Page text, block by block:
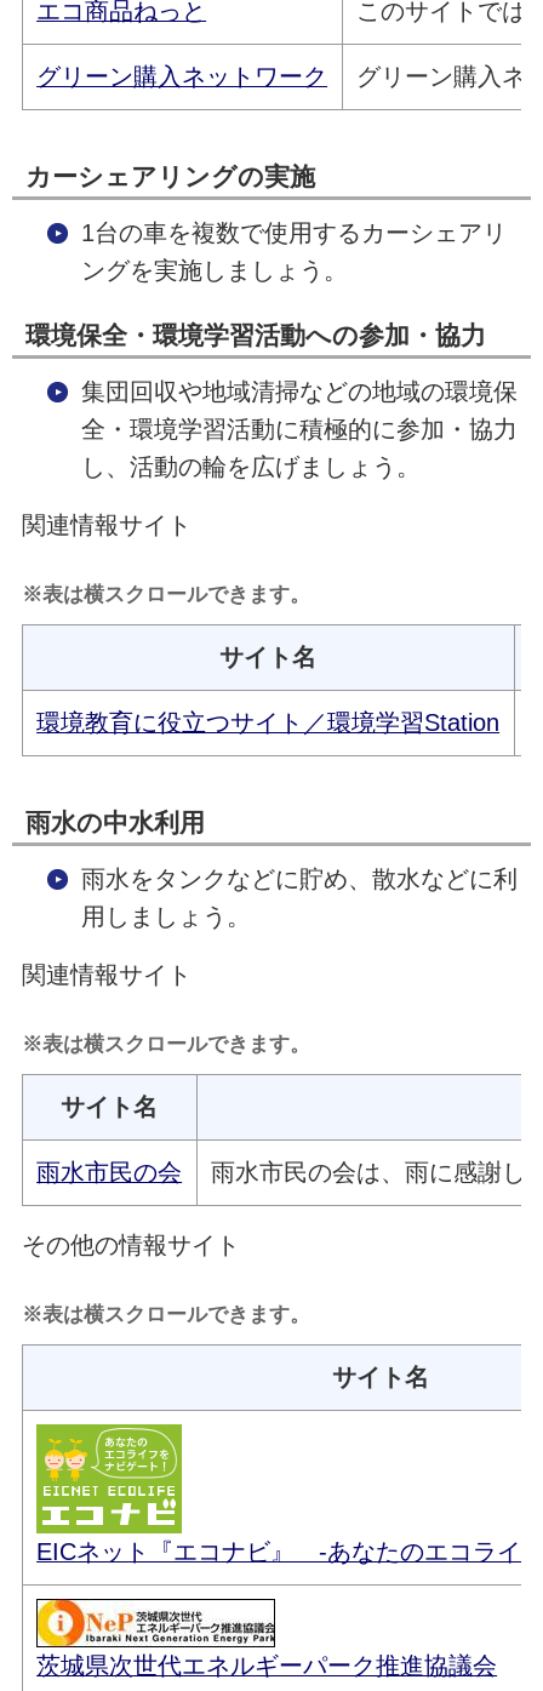
エコ商品ねっと このサイトでは
グリーン購入ネットワーク グリーン購入ネ
カーシェアリングの実施
1台の車を複数で使用するカーシェアリ
ングを実施しましょう。
環境保全・環境学習活動への参加・協力
集団回収や地域清掃などの地域の環境保
全・環境学習活動に積極的に参加・協力
し、活動の輪を広げましょう。
関連情報サイト
※表は横スクロールできます。
サイト名
環境教育に役立つサイト／環境学習Station
雨水の中水利用
雨水をタンクなどに貯め、散水などに利
用しましょう。
関連情報サイト
※表は横スクロールできます。
サイト名
雨水市民の会 雨水市民の会は、雨に感謝し
その他の情報サイト
※表は横スクロールできます。
サイト名
EICネット『エコナビ』 -あなたのエコライ
茨城県次世代エネルギーパーク推進協議会